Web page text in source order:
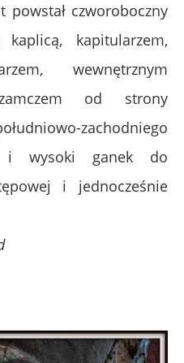
powstał czworoboczny
kapitularzem,
wewnętrznym
od strony
zachodniego
i wysoki ganek do
i jednocześnie